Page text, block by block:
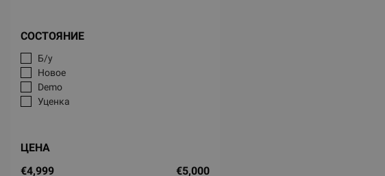
СОСТОЯНИЕ
Б/у
Новое
Demo
Уценка
ЦЕНА
€4,999
€5,000